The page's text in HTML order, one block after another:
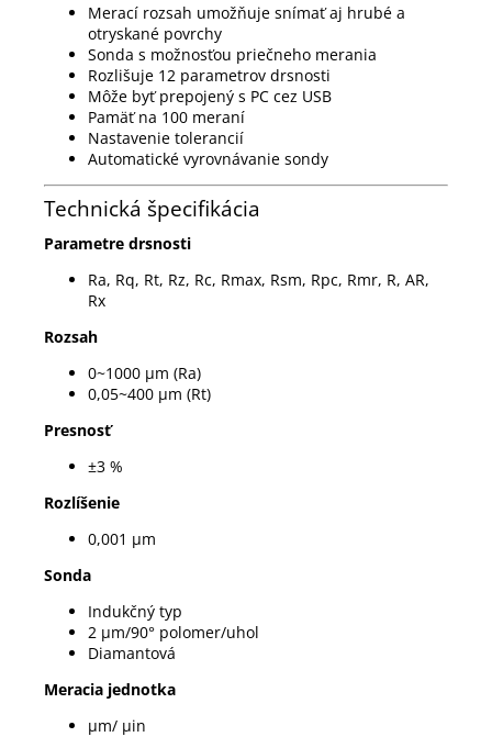
Merací rozsah umožňuje snímať aj hrubé a
otryskané povrchy
Sonda s možnosťou priečneho merania
Rozlišuje 12 parametrov drsnosti
Môže byť prepojený s PC cez USB
Pamäť na 100 meraní
Nastavenie tolerancií
Automatické vyrovnávanie sondy
Technická špecifikácia
Parametre drsnosti
Ra, Rq, Rt, Rz, Rc, Rmax, Rsm, Rpc, Rmr, R, AR,
Rx
Rozsah
0~1000 µm (Ra)
0,05~400 µm (Rt)
Presnosť
±3 %
Rozlíšenie
0,001 µm
Sonda
Indukčný typ
2 µm/90° polomer/uhol
Diamantová
Meracia jednotka
µm/ µin